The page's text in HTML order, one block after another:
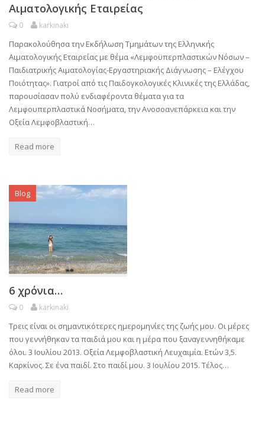
Αιματολογικής Εταιρείας
0 karkinaki
Παρακολούθησα την Εκδήλωση Τμημάτων της Ελληνικής
Αιματολογικής Εταιρείας με θέμα «Λεμφοϋπερπλαστικών Νόσων –
Παιδιατρικής Αιματολογίας-Εργαστηριακής Διάγνωσης – Ελέγχου
Ποιότητας». Γιατροί από τις Παιδογκολογικές Κλινικές της Ελλάδας,
παρουσίασαν πολύ ενδιαφέροντα θέματα για τα
Λεμφουπερπλαστικά Νοσήματα, την Ανοσοανεπάρκεια και την
Οξεία Λεμφοβλαστική…
Read more
Blog
6 χρόνια…
0 karkinaki
Τρεις είναι οι σημαντικότερες ημερομηνίες της ζωής μου. Οι μέρες
που γεννήθηκαν τα παιδιά μου και η μέρα που ξαναγεννηθήκαμε
όλοι. 3 Ιουλίου 2013. Οξεία Λεμφοβλαστική Λευχαιμία. Ετών 3,5.
Καρκίνος. Σε ένα παιδί. Στο παιδί μου. 3 Ιουλίου 2015. Τέλος…
Read more